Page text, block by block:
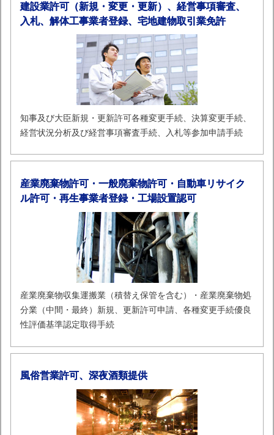
建設業許可（新規・変更・更新）、経営事項審査、
入札、解体工事業者登録、宅地建物取引業免許
知事及び大臣新規・更新許可各種変更手続、決算変更手続、
経営状況分析及び経営事項審査手続、入札等参加申請手続
産業廃棄物許可・一般廃棄物許可・自動車リサイク
ル許可・再生事業者登録・工場設置認可
産業廃棄物収集運搬業（積替え保管を含む）・産業廃棄物処
分業（中間・最終）新規、更新許可申請、各種変更手続優良
性評価基準認定取得手続
風俗営業許可、深夜酒類提供